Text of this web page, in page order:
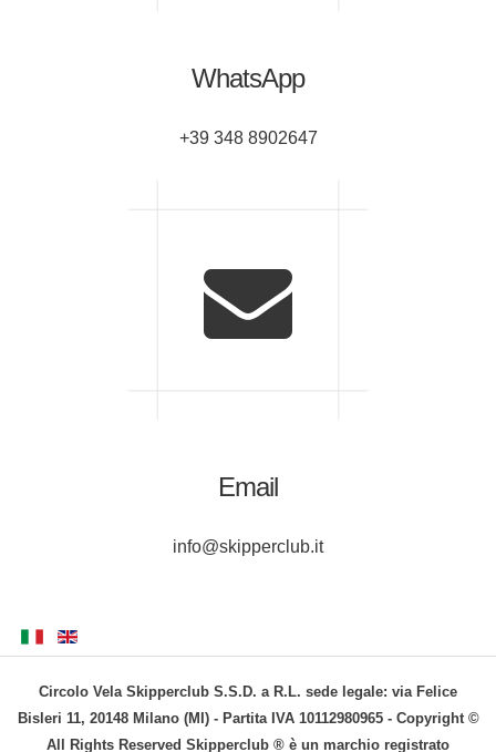
WhatsApp
+39 348 8902647
Email
info@skipperclub.it
Circolo Vela Skipperclub S.S.D. a R.L. sede legale: via Felice
Bisleri 11, 20148 Milano (MI) - Partita IVA 10112980965 - Copyright ©
All Rights Reserved Skipperclub ® è un marchio registrato